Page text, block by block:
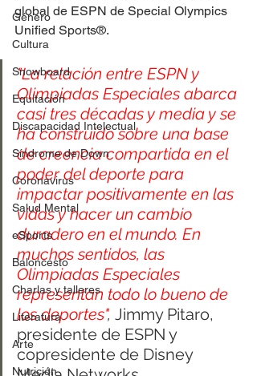
Género
Cultura
Snowboard
Equitación
Discapacidad Intelectual
Síndrome de Down
Coronavirus
Salud Mental
eSports
Baloncesto
Charlas y talleres
Literatura
Arte
Nutrición
global de ESPN de Special Olympics
Unified Sports®.
"La relación entre ESPN y
Olimpiadas Especiales abarca
casi tres décadas y media y se
ha construido sobre una base
de creencia compartida en el
poder del deporte para
impactar positivamente en las
vidas y hacer un cambio
duradero en el mundo. En
muchos sentidos, las
Olimpiadas Especiales
representan todo lo bueno de
los deportes", Jimmy Pitaro,
presidente de ESPN y
copresidente de Disney